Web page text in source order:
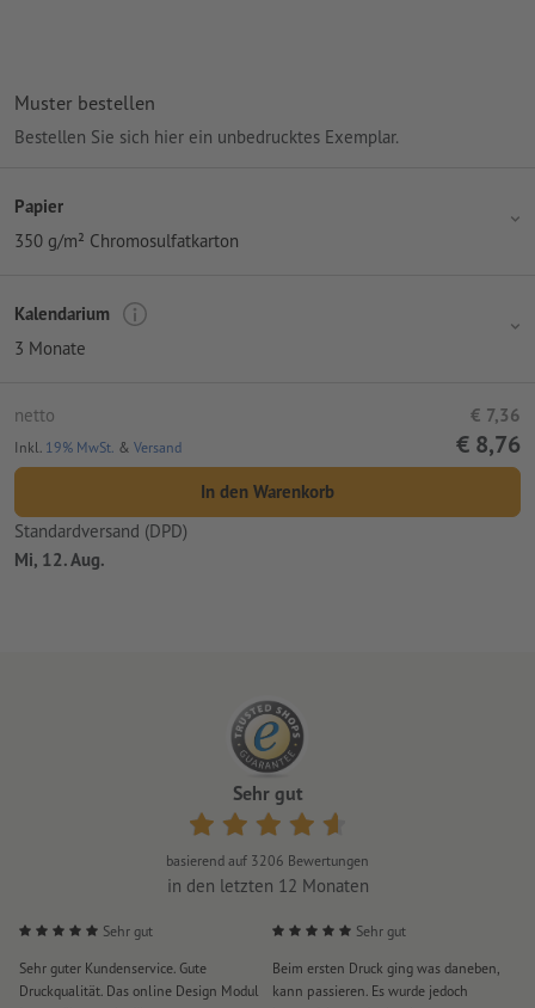
mit stabiler Aufhängung durch Öse aus Metall
Druckprodukte auf Recyclingpapier sind ohne Aufpreis
Muster bestellen
Bestellen Sie sich hier ein unbedrucktes Exemplar.
Papier
350 g/m² Chromosulfatkarton
Kalendarium
3 Monate
netto € 7,36
Inkl. 19% MwSt. & Versand € 8,76
In den Warenkorb
Standardversand (DPD)
Mi, 12. Aug.
Sehr gut
basierend auf 3206 Bewertungen
in den letzten 12 Monaten
Sehr gut
Sehr guter Kundenservice. Gute
Druckqualität. Das online Design Modul
Sehr gut
Beim ersten Druck ging was daneben,
kann passieren. Es wurde jedoch